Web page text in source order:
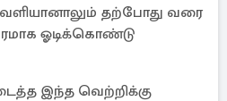
தற்போது வரை
ஓடிக்கொண்டு
இந்த வெற்றிக்கு